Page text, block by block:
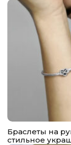
Браслеты на
стильное